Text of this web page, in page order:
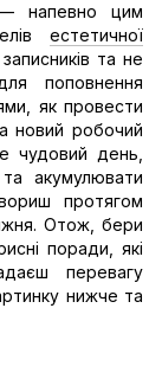
напевно цим
естетичної
та не
поповнення
як провести
новий робочий
чудовий день,
акумулювати
протягом
Отож, бери
поради, які
перевагу
нижче та